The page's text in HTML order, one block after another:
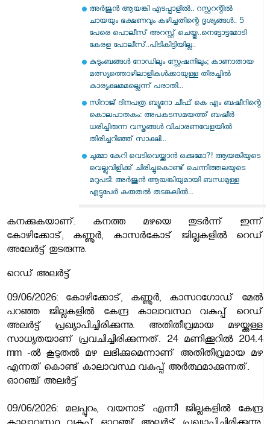
അർജുൻ ആയങ്കി എടപ്പാളിൽ.. റസ്റ്ററന്റിൽ
ചായയും ഭക്ഷണവും കഴിച്ചതിന്റെ ദൃശ്യങ്ങൾ.. 5
പേരെ പൊലീസ് അറസ്റ്റ് ചെയ്തു..നെട്ടോട്ടമോടി
കേരള പോലീസ്..പിടികിട്ടിയില്ല..
കുടുംബങ്ങൾ റോഡിലും സ്റ്റേഷനിലും; കാണാതായ
മത്സ്യത്തൊഴിലാളികൾക്കായുള്ള തിരച്ചിൽ
കാര്യക്ഷമമല്ലെന്ന് പരാതി...
സിറാജ് ദിനപത്ര ബ്യൂറോ ചീഫ് കെ എം ബഷീറിന്റെ
കൊലപാതകം: അപകടസമയത്ത് ബഷീർ
ധരിച്ചിരുന്ന വസ്ത്രങ്ങൾ വിചാരണവേളയിൽ
തിരിച്ചറിഞ്ഞ് സാക്ഷി...
ചുമ്മാ കേറി വെടിവെയ്ക്കാൻ ഒക്കുമോ?! ആയങ്കിയുടെ
വെല്ലുവിളിക്ക് ചിരിച്ചുകൊണ്ട് ചെന്നിത്തലയുടെ
മറുപടി: അർജുൻ ആയങ്കിയുമായി ബന്ധമുള്ള
എട്ടുപേർ കരുതൽ തടങ്കലിൽ...
കനക്കുകയാണ്. കനത്ത മഴയെ തുടർന്ന് ഇന്ന്
കോഴിക്കോട്, കണ്ണൂർ, കാസർകോട് ജില്ലകളിൽ റെഡ്
അലേർട്ട് തുടരുന്നു.
റെഡ് അലർട്ട്
09/06/2026: കോഴിക്കോട്, കണ്ണൂർ, കാസറഗോഡ് മേൽ
പറഞ്ഞ ജില്ലകളിൽ കേന്ദ്ര കാലാവസ്ഥ വകുപ്പ് റെഡ്
അലർട്ട് പ്രഖ്യാപിച്ചിരിക്കുന്നു. അതിതീവ്രമായ മഴയ്ക്കുള്ള
സാധ്യതയാണ് പ്രവചിച്ചിരിക്കുന്നത്. 24 മണിക്കൂറിൽ 204.4
mm -ൽ കൂടുതൽ മഴ ലഭിക്കുമെന്നാണ് അതിതീവ്രമായ മഴ
എന്നത് കൊണ്ട് കാലാവസ്ഥ വകുപ്പ് അർത്ഥമാക്കുന്നത്.
ഓറഞ്ച് അലർട്ട്
09/06/2026: മലപ്പുറം, വയനാട് എന്നീ ജില്ലകളിൽ കേന്ദ്ര